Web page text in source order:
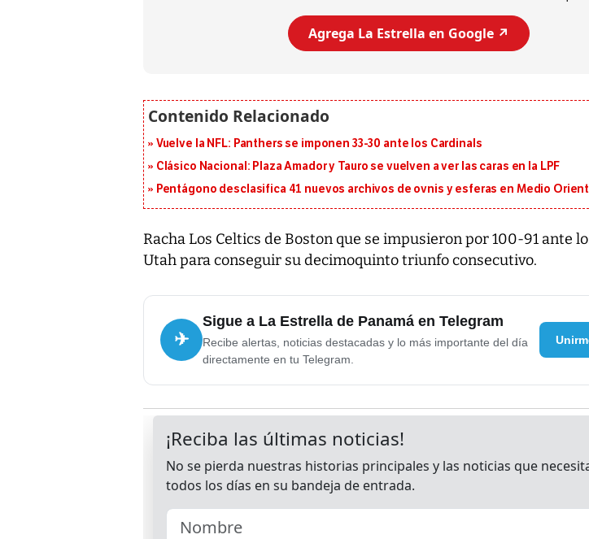
Agrega La Estrella en Google ↗️
Vuelve la NFL: Panthers se imponen 33-30 ante los Cardinals
Clásico Nacional: Plaza Amador y Tauro se vuelven a ver las caras en la LPF
Pentágono desclasifica 41 nuevos archivos de ovnis y esferas en Medio
Racha Los Celtics de Boston que se impusieron por 100-91 ante
Utah para conseguir su decimoquinto triunfo consecutivo.
✈
Sigue a La Estrella de Panamá en Telegram
Recibe alertas, noticias destacadas y lo más importante del día
directamente en tu Telegram.
Entre recuerdos y
da Silva, oficializó
candidatura...